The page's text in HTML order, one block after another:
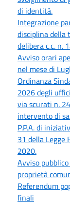
di identità.
Integrazione
disciplina della
delibera c.c. n.
Avviso orari
nel mese di
Ordinanza
2026 degli
via scurati n.
intervento di
P.P.A. di
31 della Legge
2020.
Avviso
proprietà
Referendum
finali